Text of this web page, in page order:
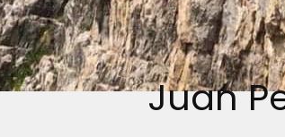
Juan